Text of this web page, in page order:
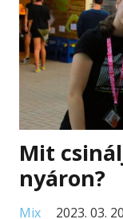
Mit
nyáron?
Mix 2023. 03.